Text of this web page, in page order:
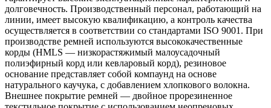
долговечность. Производственный персонал, работающий на
линии, имеет высокую квалификацию, а контроль качества
осуществляется в соответствии со стандартами ISO 9001. При
производстве ремней используются высококачественные
корды (HMLS — низкорастяжимый малоусадочный
полиэфирный корд или кевларовый корд), резиновое
основание представляет собой компаунд на основе
натурального каучука, с добавлением хлопкового волокна.
Внешнее покрытие ремней — двойное прорезиненное